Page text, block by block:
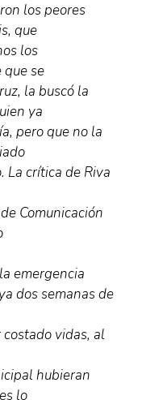
los peores
que
los
que se
la buscó la
ya
pero que no la
La crítica de Riva
Comunicación
emergencia
dos semanas de
vidas, al
hubieran
lo